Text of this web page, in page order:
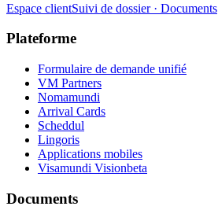
Espace clientSuivi de dossier · Documents
Plateforme
Formulaire de demande unifié
VM Partners
Nomamundi
Arrival Cards
Scheddul
Lingoris
Applications mobiles
Visamundi Visionbeta
Documents